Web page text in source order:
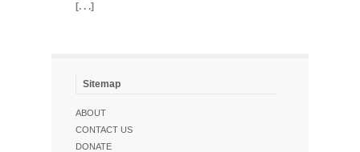
[. . .]
Sitemap
ABOUT
CONTACT US
DONATE